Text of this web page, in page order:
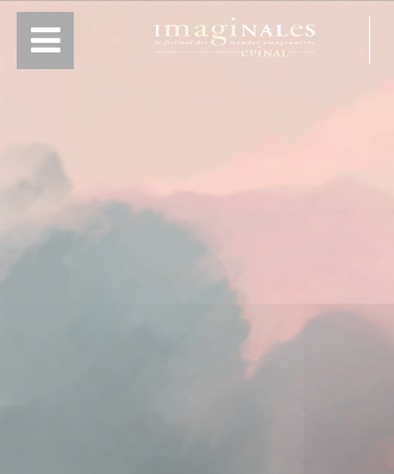
Panneau de gestion des cookies